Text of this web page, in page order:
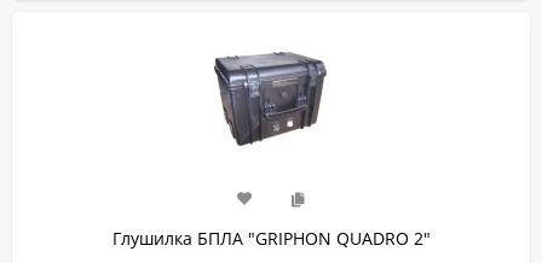
Глушилка БПЛА "GRIPHON QUADRO 2"